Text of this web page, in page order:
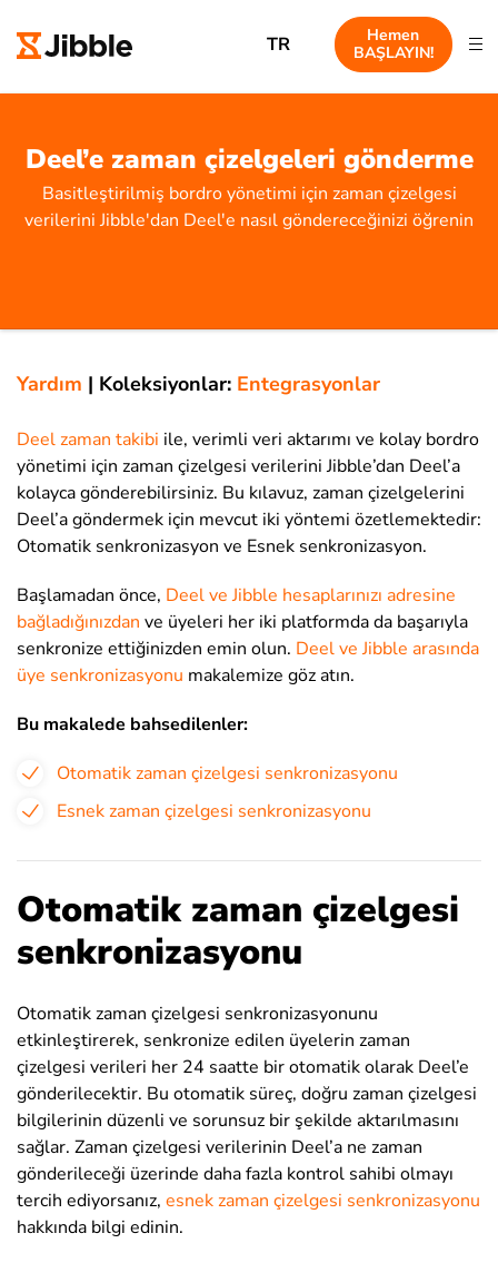
TR
Hemen
BAŞLAYIN!
Deel’e zaman çizelgeleri gönderme
Basitleştirilmiş bordro yönetimi için zaman çizelgesi
verilerini Jibble'dan Deel'e nasıl göndereceğinizi öğrenin
Yardım | Koleksiyonlar: Entegrasyonlar
Deel zaman takibi ile, verimli veri aktarımı ve kolay bordro
yönetimi için zaman çizelgesi verilerini Jibble’dan Deel’a
kolaycagönderebilirsiniz. Bu kılavuz, zaman çizelgelerini
Deel’a göndermek için mevcut iki yöntemi özetlemektedir:
Otomatik senkronizasyon ve Esnek senkronizasyon.
Başlamadan önce, Deel ve Jibble hesaplarınızı adresine
bağladığınızdan ve üyeleri her iki platformda da başarıyla
senkronize ettiğinizden emin olun. DeelveJibble arasında
üye senkronizasyonu makalemize göz atın.
Bu makalede bahsedilenler:
Otomatik zaman çizelgesi senkronizasyonu
Esnek zaman çizelgesi senkronizasyonu
Otomatik zaman çizelgesi
senkronizasyonu
Otomatik zaman çizelgesi senkronizasyonunu
etkinleştirerek, senkronize edilen üyelerin zaman
çizelgesi verileri her 24 saatte bir otomatik olarak Deel’e
gönderilecektir. Bu otomatik süreç, doğru zaman çizelgesi
bilgilerinin düzenli ve sorunsuz bir şekilde aktarılmasını
sağlar. Zaman çizelgesi verilerinin Deel’a ne zaman
gönderileceği üzerinde daha fazla kontrol sahibi olmayı
tercih ediyorsanız, esnek zaman çizelgesi senkronizasyonu
hakkında bilgi edinin.